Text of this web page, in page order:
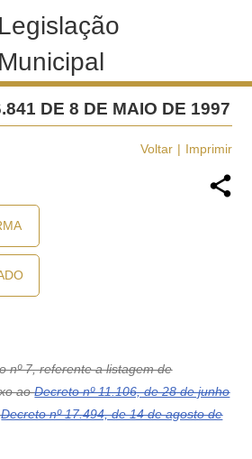
Legislação
Municipal
DE 8 DE MAIO DE 1997
Voltar Imprimir
nº 7, referente a listagem de
aoDecreto nº 11.106, de 28 de junho
Decreto nº 17.494, de 14 de agosto de